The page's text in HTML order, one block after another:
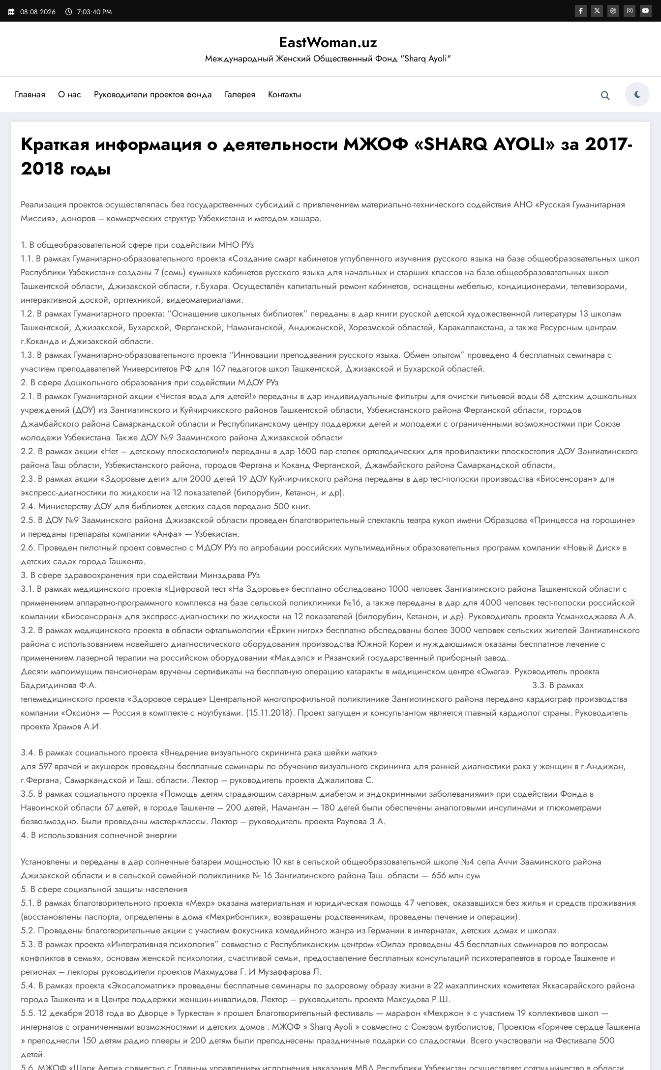
Перейти
08.08.2026 7:03:41 PM
EastWoman.uz
Международный Женский Общественный Фонд "Sharq Ayoli"
Главная О нас Руководители проектов фонда Галерея Контакты
Краткая информация о деятельности МЖОФ «SHARQ AYOLI» за 2017-
2018 годы
Реализация проектов осуществлялась без государственных субсидий с привлечением материально-технического содействия АНО «Русская Гуманитарная
Миссия», доноров – коммерческих структур Узбекистана и методом хашара.
1. В общеобразовательной сфере при содействии МНО РУз
1.1. В рамках Гуманитарно-образовательного проекта «Создание смарт кабинетов углубленного изучения русского языка на базе общеобразовательных школ
Республики Узбекистан» созданы 7 (семь) «умных» кабинетов русского языка для начальных и старших классов на базе общеобразовательных школ
Ташкентской области, Джизакской области, г.Бухара. Осуществлён капитальный ремонт кабинетов, оснащены мебелью, кондиционерами, телевизорами,
интерактивной доской, оргтехникой, видеоматериалами.
1.2. В рамках Гуманитарного проекта: “Оснащение школьных библиотек” переданы в дар книги русской детской художественной литературы 13 школам
Ташкентской, Джизакской, Бухарской, Ферганской, Наманганской, Андижанской, Хорезмской областей, Каракалпакстана, а также Ресурсным центрам
г.Коканда и Джизакской области.
1.3. В рамках Гуманитарно-образовательного проекта “Инновации преподавания русского языка. Обмен опытом” проведено 4 бесплатных семинара с
участием преподавателей Университетов РФ для 167 педагогов школ Ташкентской, Джизакской и Бухарской областей.
2. В сфере Дошкольного образования при содействии МДОУ РУз
2.1. В рамках Гуманитарной акции «Чистая вода для детей!» переданы в дар индивидуальные фильтры для очистки питьевой воды 68 детским дошкольных
учреждений (ДОУ) из Зангиатинского и Куйчирчикского районов Ташкентской области, Узбекистанского района Ферганской области, городов
Джамбайского района Самаркандской области и Республиканскому центру поддержки детей и молодежи с ограниченными возможностями при Союзе
молодежи Узбекистана. Также ДОУ №9 Зааминского района Джизакской области
2.2. В рамках акции «Нет – детскому плоскостопию!» переданы в дар 1600 пар стелек ортопедических для профилактики плоскостопия ДОУ Зангиатинского
района Таш области, Узбекистанского района, городов Фергана и Коканд Ферганской, Джамбайского района Самаркандской области,
2.3. В рамках акции «Здоровые дети» для 2000 детей 19 ДОУ Куйчирчикского района переданы в дар тест-полоски производства «Биосенсоран» для
экспресс-диагностики по жидкости на 12 показателей (билорубин, Кетанон, и др).
2.4. Министерству ДОУ для библиотек детских садов передано 500 книг.
2.5. В ДОУ №9 Зааминского района Джизакской области проведен благотворительный спектакль театра кукол имени Образцова «Принцесса на горошине»
и переданы препараты компании «Анфа» — Узбекистан.
2.6. Проведен пилотный проект совместно с МДОУ РУз по апробации российских мультимедийных образовательных программ компании «Новый Диск» в
детских садах города Ташкента.
3. В сфере здравоохранения при содействии Минздрава РУз
3.1. В рамках медицинского проекта «Цифровой тест «На Здоровье» бесплатно обследовано 1000 человек Зангиатинского района Ташкентской области с
применением аппаратно-программного комплекса на базе сельской поликлиники №16, а также переданы в дар для 4000 человек тест-полоски российской
компании «Биосенсоран» для экспресс-диагностики по жидкости на 12 показателей (билорубин, Кетанон, и др). Руководитель проекта Усманходжаева А.А.
3.2. В рамках медицинского проекта в области офтальмологии «Ёркин нигох» бесплатно обследованы более 3000 человек сельских жителей Зангиатинского
района с использованием новейшего диагностического оборудования производства Южной Кореи и нуждающимся оказаны бесплатное лечение с
применением лазерной терапии на российском оборудовании «Макдэлс» и Рязанский государственный приборный завод.
Десяти малоимущим пенсионерам вручены сертификаты на бесплатную операцию катаракты в медицинском центре «Омега». Руководитель проекта
Бадритдинова Ф.А. 3.3. В рамках
телемедицинского проекта «Здоровое сердце» Центральной многопрофильной поликлинике Зангиотинского района передано кардиограф производства
компании «Оксион» — Россия в комплекте с ноутбуками. (15.11.2018). Проект запущен и консультантом является главный кардиолог страны. Руководитель
проекта Храмов А.И.
3.4. В рамках социального проекта «Внедрение визуального скрининга рака шейки матки»
для 597 врачей и акушерок проведены бесплатные семинары по обучению визуального скрининга для ранней диагностики рака у женщин в г.Андижан,
г.Фергана, Самаркандской и Таш. области. Лектор – руководитель проекта Джалилова С.
3.5. В рамках социального проекта «Помощь детям страдающим сахарным диабетом и эндокринными заболеваниями» при содействии Фонда в
Навоинской области 67 детей, в городе Ташкенте – 200 детей, Наманган – 180 детей были обеспечены аналоговыми инсулинами и глюкометрами
безвозмездно. Были проведены мастер-классы. Лектор – руководитель проекта Раупова З.А.
4. В использования солнечной энергии
Установлены и переданы в дар солнечные батареи мощностью 10 квт в сельской общеобразовательной школе №4 села Аччи Зааминского района
Джизакской области и в сельской семейной поликлинике № 16 Зангиатинского района Таш. области — 656 млн.сум
5. В сфере социальной защиты населения
5.1. В рамках благотворительного проекта «Мехр» оказана материальная и юридическая помощь 47 человек, оказавшихся без жилья и средств проживания
(восстановлены паспорта, определены в дома «Мехрибонлик», возвращены родственникам, проведены лечение и операции).
5.2. Проведены благотворительные акции с участием фокусника комедийного жанра из Германии в интернатах, детских домах и школах.
5.3. В рамках проекта «Интегративная психология” совместно с Республиканским центром «Оила» проведены 45 бесплатных семинаров по вопросам
конфликтов в семьях, основам женской психологии, счастливой семьи, предоставление бесплатных консультаций психотерапевтов в городе Ташкенте и
регионах – лекторы руководители проектов Махмудова Г. И Музаффарова Л.
5.4. В рамках проекта «Экосаломатлик» проведены бесплатные семинары по здоровому образу жизни в 22 махаллинских комитетах Яккасарайского района
города Ташкента и в Центре поддержки женщин-инвалидов. Лектор – руководитель проекта Максудова Р.Ш.
5.5. 12 декабря 2018 года во Дворце » Туркестан » прошел Благотворительный фестиваль — марафон «Мехржон » с участием 19 коллективов школ —
интернатов с ограниченными возможностями и детских домов . МЖОФ » Sharq Ayoli » совместно с Союзом футболистов, Проектом «Горячее сердце Ташкента
» преподнесли 150 детям радио плееры и 200 детям были преподнесены праздничные подарки со сладостями. Всего участвовали на Фестивале 500
детей.